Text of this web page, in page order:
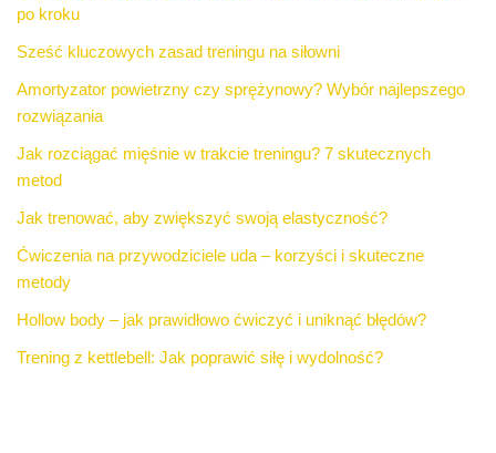
po kroku
Sześć kluczowych zasad treningu na siłowni
Amortyzator powietrzny czy sprężynowy? Wybór najlepszego
rozwiązania
Jak rozciągać mięśnie w trakcie treningu? 7 skutecznych
metod
Jak trenować, aby zwiększyć swoją elastyczność?
Ćwiczenia na przywodziciele uda – korzyści i skuteczne
metody
Hollow body – jak prawidłowo ćwiczyć i uniknąć błędów?
Trening z kettlebell: Jak poprawić siłę i wydolność?